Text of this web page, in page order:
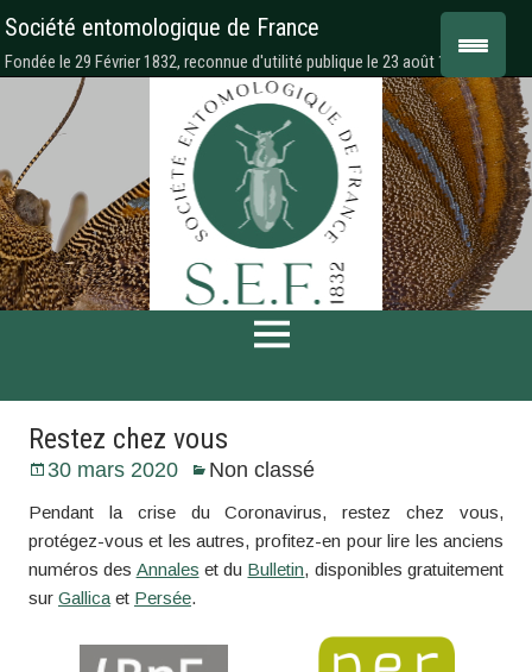
Société entomologique de France
Fondée le 29 Février 1832, reconnue d'utilité publique le 23 août 1878
Restez chez vous
30 mars 2020 Non classé
Pendant la crise du Coronavirus, restez chez vous,
protégez-vous et les autres, profitez-en pour lire les anciens
numéros des Annales et du Bulletin, disponibles gratuitement
sur Gallicaet Persée.